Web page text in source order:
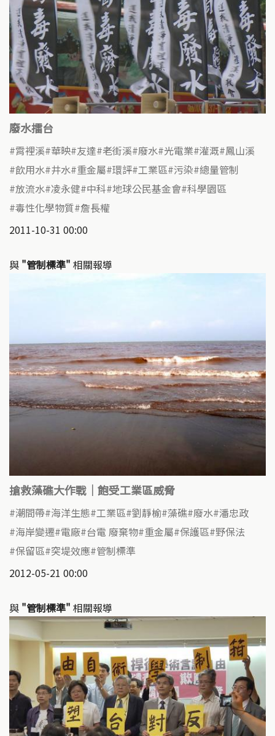
廢水擂台
霄裡溪 華映 友達 老街溪 廢水 光電業 灌溉 鳳山溪
飲用水 井水 重金屬 環評 工業區 污染 總量管制
放流水 凌永健 中科 地球公民基金會 科學園區
毒性化學物質 詹長權
2011-10-31 00:00
與 "管制標準" 相關報導
搶救藻礁大作戰｜飽受工業區威脅
潮間帶 海洋生態 工業區 劉靜榆 藻礁 廢水 潘忠政
海岸變遷 電廠 台電 廢棄物 重金屬 保護區 野保法
保留區 突堤效應 管制標準
2012-05-21 00:00
與 "管制標準" 相關報導